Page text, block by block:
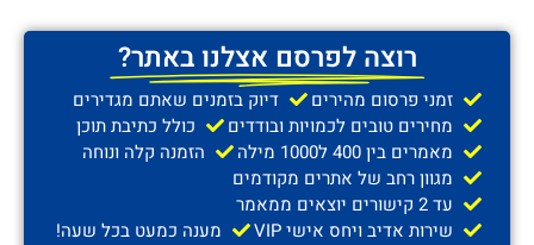
רוצה לפרסם אצלנו באתר?
זמני פרסום מהירים
דיוק בזמנים שאתם מגדירים
מחירים טובים לכמויות ובודדים
כולל כתיבת תוכן
מאמרים בין 400 ל1000 מילה
הזמנה קלה ונוחה
מגוון רחב של אתרים מקודמים
עד 2 קישורים יוצאים ממאמר
שירות אדיב ויחס אישי VIP
מענה כמעט בכל שעה!